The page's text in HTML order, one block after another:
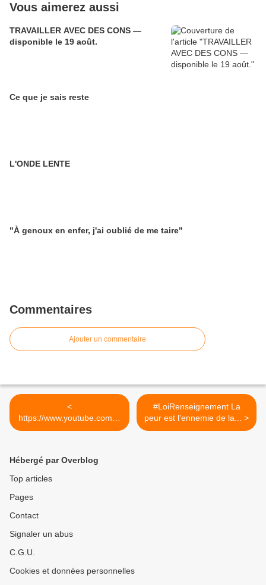
Vous aimerez aussi
TRAVAILLER AVEC DES CONS —
disponible le 19 août.
Ce que je sais reste
L'ONDE LENTE
"À genoux en enfer, j'ai oublié de me taire"
Commentaires
Ajouter un commentaire
<
https://www.youtube.com/w
atch?v=hCdNf-5meRY
#LoiRenseignement La
peur est l'ennemie de la... >
Hébergé par Overblog
Top articles
Pages
Contact
Signaler un abus
C.G.U.
Cookies et données personnelles